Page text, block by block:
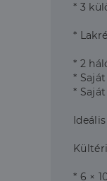
* 3
*
* 2
*
*
* 6 ×